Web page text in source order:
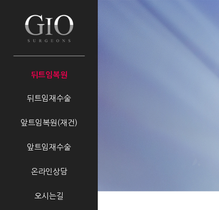
뒤트임복원
뒤트임재수술
앞트임복원(재건)
앞트임재수술
온라인상담
오시는길